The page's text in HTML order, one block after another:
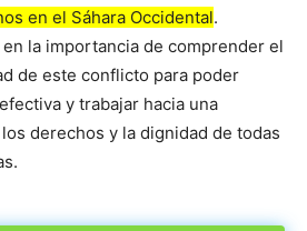
en el Sáhara Occidental.
la importancia de comprender el
de este conflicto para poder
y trabajar hacia una
derechos y la dignidad de todas